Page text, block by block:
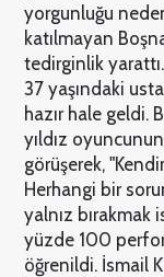
yorgunluğu
katılmayan
tedirginlik
37 yaşındaki
hazır hale geldi.
yıldız
görüşerek,
Herhangi bir
yalnız bırakmak
yüzde 100
öğrenildi. İsmail